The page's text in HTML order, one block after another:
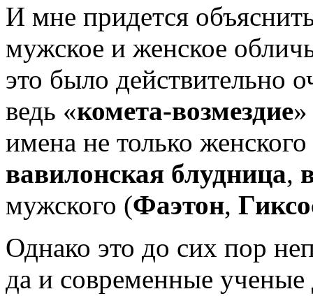
И мне придется
мужское и женское
это было действительно
ведь «комета-возмездие
имена не только
вавилонская блудница,
мужского (Фаэтон,
Однако это до сих пор
да и современные